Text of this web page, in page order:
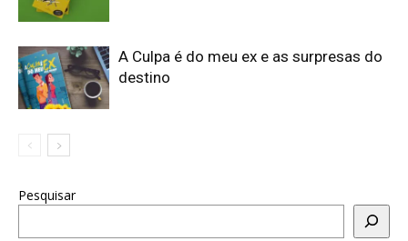
A Culpa é do meu ex e as surpresas do
destino
Pesquisar